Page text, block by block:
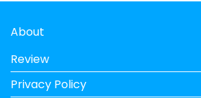
About
Review
Privacy Policy